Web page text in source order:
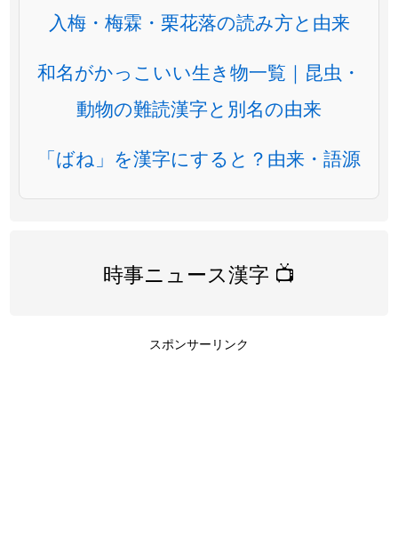
入梅・梅霖・栗花落の読み方と由来
和名がかっこいい生き物一覧｜昆虫・
動物の難読漢字と別名の由来
「ばね」を漢字にすると？由来・語源
時事ニュース漢字 📺
スポンサーリンク